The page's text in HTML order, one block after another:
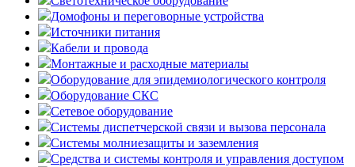
Домофоны и переговорные устройства
Источники питания
Кабели и провода
Монтажные и расходные материалы
Оборудование для эпидемиологического контроля
Оборудование СКС
Сетевое оборудование
Системы диспетчерской связи и вызова персонала
Системы молниезащиты и заземления
Средства и системы контроля и управления доступом